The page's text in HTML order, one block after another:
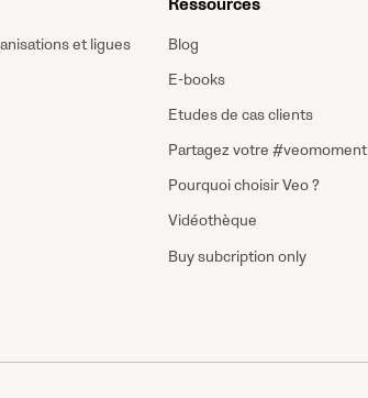
et ligues
Blog
E-books
Etudes de cas clients
Partagez votre #veomoment
Pourquoi choisir Veo ?
Vidéothèque
Buy subcription only